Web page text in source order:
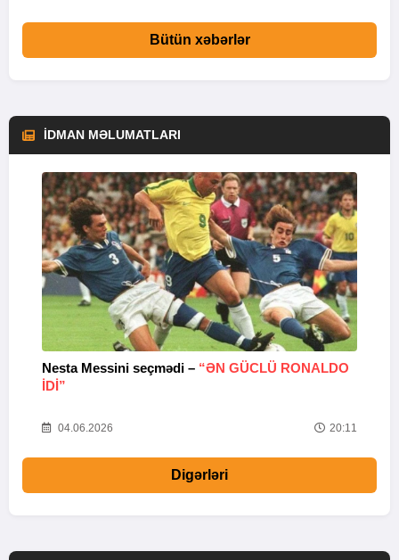
Bütün xəbərlər
İDMAN MƏLUMATLARI
Nesta Messini seçmədi – “ƏN GÜCLÜ RONALDO
IDI”
04.06.2026 20:11
Digərləri